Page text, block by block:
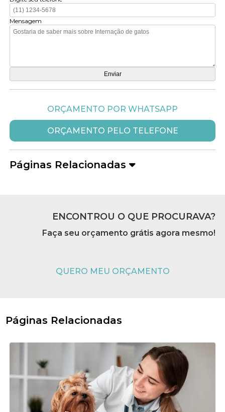
Mensagem
ORÇAMENTO POR WHATSAPP
ORÇAMENTO PELO TELEFONE
Páginas Relacionadas
ENCONTROU O QUE PROCURAVA?
Faça seu orçamento grátis agora mesmo!
QUERO MEU ORÇAMENTO
Páginas Relacionadas